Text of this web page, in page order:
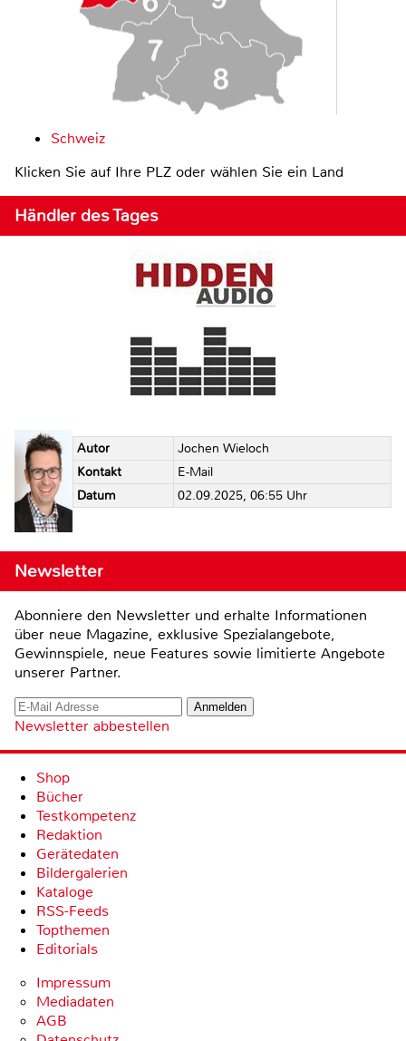
Schweiz
Klicken Sie auf Ihre PLZ oder wählen Sie ein Land
Händler des Tages
Autor
Jochen Wieloch
Kontakt
E-Mail
Datum
02.09.2025, 06:55 Uhr
Newsletter
Abonniere den Newsletter und erhalte Informationen
über neue Magazine, exklusive Spezialangebote,
Gewinnspiele, neue Features sowie limitierte Angebote
unserer Partner.
Newsletter abbestellen
Shop
Bücher
Testkompetenz
Redaktion
Gerätedaten
Bildergalerien
Kataloge
RSS-Feeds
Topthemen
Editorials
Impressum
Mediadaten
AGB